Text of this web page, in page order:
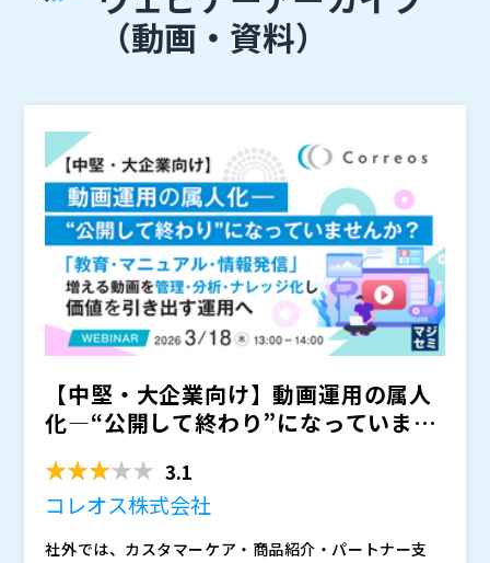
（動画・資料）
【中堅・大企業向け】動画運用の属人
化―“公開して終わり”になっていませ
3.1
コレオス株式会社
社外では、カスタマーケア・商品紹介・パートナー支